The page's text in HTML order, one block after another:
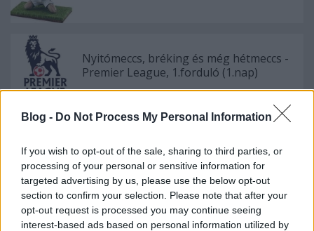
Blog - Do Not Process My Personal Information
If you wish to opt-out of the sale, sharing to third parties, or
processing of your personal or sensitive information for
targeted advertising by us, please use the below opt-out
section to confirm your selection. Please note that after your
opt-out request is processed you may continue seeing
interest-based ads based on personal information utilized by
Nyitómeccs, bréking és még hétmeccs -
Premier League, 1.forduló (1.nap)
Új (h)arcok - magyar válogatott